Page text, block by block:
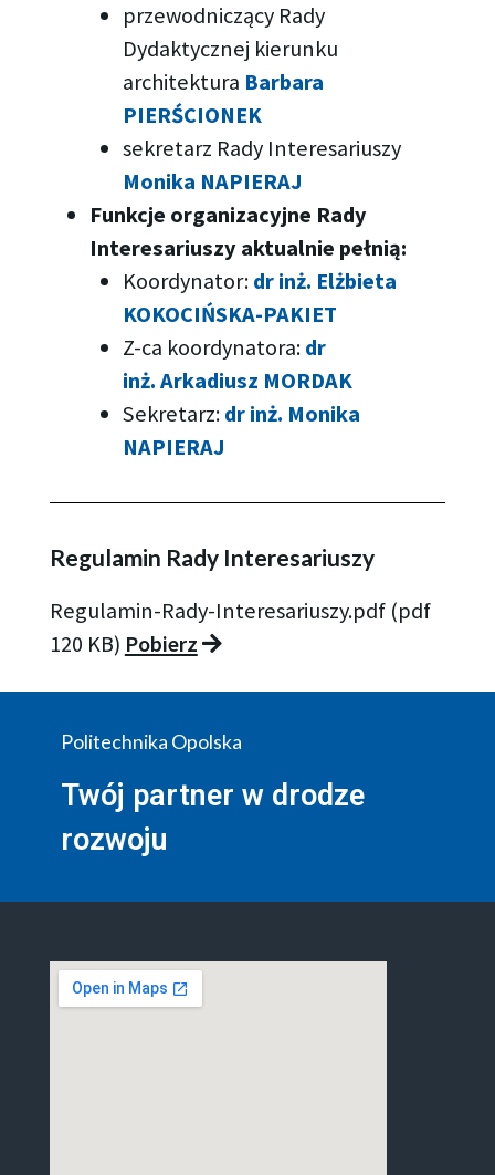
przewodniczący Rady
Dydaktycznej kierunku
architektura Barbara
PIERŚCIONEK
sekretarz Rady Interesariuszy
Monika NAPIERAJ
Funkcje organizacyjne Rady
Interesariuszy aktualnie pełnią:
Koordynator:dr inż. Elżbieta
KOKOCIŃSKA-PAKIET
Z-ca koordynatora:dr
inż. Arkadiusz MORDAK
Sekretarz:dr inż. Monika
NAPIERAJ
Regulamin Rady Interesariuszy
Regulamin-Rady-Interesariuszy.pdf (pdf
120 KB) Pobierz
Politechnika Opolska
Twój partner w drodze
rozwoju